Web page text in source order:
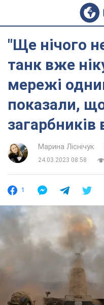
"Ще нічого
танк вже
мережі
показали,
загарбників
Марина Ліснічук
24.03.2023 08:58
1